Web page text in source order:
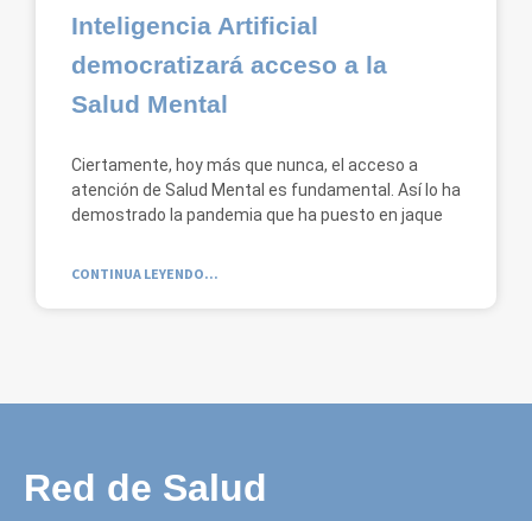
Inteligencia Artificial
democratizará acceso a la
Salud Mental
Ciertamente, hoy más que nunca, el acceso a
atención de Salud Mental es fundamental. Así lo ha
demostrado la pandemia que ha puesto en jaque
CONTINUA LEYENDO...
Red de Salud